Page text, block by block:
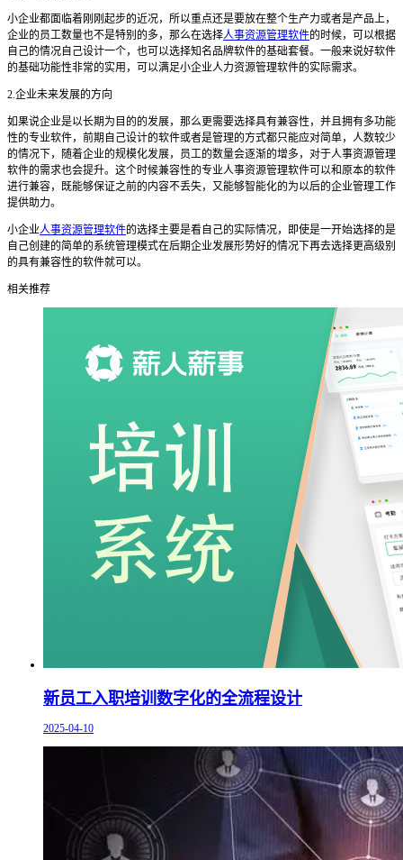
小企业都面临着刚刚起步的近况，所以重点还是要放在整个生产力或者是产品上，
企业的员工数量也不是特别的多，那么在选择人事资源管理软件的时候，可以根据
自己的情况自己设计一个，也可以选择知名品牌软件的基础套餐。一般来说好软件
的基础功能性非常的实用，可以满足小企业人力资源管理软件的实际需求。
2.企业未来发展的方向
如果说企业是以长期为目的的发展，那么更需要选择具有兼容性，并且拥有多功能
性的专业软件，前期自己设计的软件或者是管理的方式都只能应对简单，人数较少
的情况下，随着企业的规模化发展，员工的数量会逐渐的增多，对于人事资源管理
软件的需求也会提升。这个时候兼容性的专业人事资源管理软件可以和原本的软件
进行兼容，既能够保证之前的内容不丢失，又能够智能化的为以后的企业管理工作
提供助力。
小企业人事资源管理软件的选择主要是看自己的实际情况，即使是一开始选择的是
自己创建的简单的系统管理模式在后期企业发展形势好的情况下再去选择更高级别
的具有兼容性的软件就可以。
相关推荐
新员工入职培训数字化的全流程设计
2025-04-10